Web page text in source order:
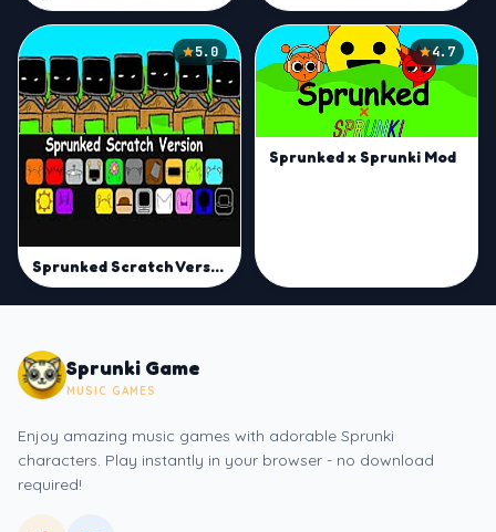
5.0
Sprunked Scratch Version
4.7
Sprunked x Sprunki Mod
Sprunki Game
MUSIC GAMES
Enjoy amazing music games with adorable Sprunki
characters. Play instantly in your browser - no download
required!